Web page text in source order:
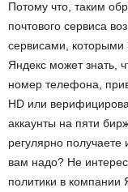
Потому что, таким
почтового сервиса
сервисами,
Яндекс может знать,
номер телефона,
HD или
аккаунты на пяти
регулярно
вам надо? Не
политики в компании